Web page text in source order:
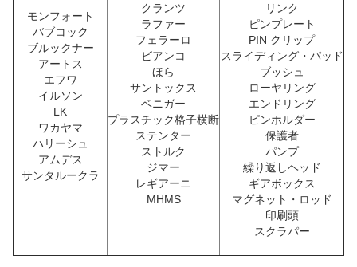
モンフォート
バブコック
ブルックナー
アートス
エフワ
イルソン
LK
ワカヤマ
ハリーシュ
アムデス
サンタルークラ
クランツ
ラファー
フェラーロ
ビアンコ
ほら
サントックス
ベニガー
プラスチック格子横断
ステンター
ストルク
ジマー
レギアーニ
MHMS
リンク
ピンプレート
PIN クリップ
スライディング・パッド
ブッシュ
ローヤリング
エンドリング
ピンホルダー
保護者
パンプ
繰り返しヘッド
ギアボックス
マグネット・ロッド
印刷頭
スクラパー